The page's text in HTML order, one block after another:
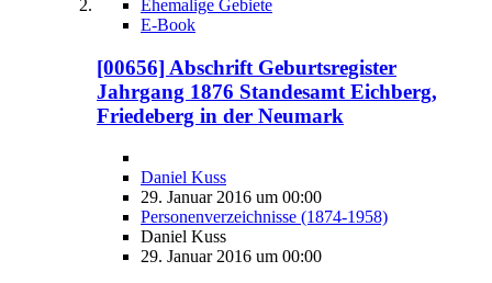
Ehemalige Gebiete
E-Book
[00656] Abschrift Geburtsregister
Jahrgang 1876 Standesamt Eichberg,
Friedeberg in der Neumark
Daniel Kuss
29. Januar 2016 um 00:00
Personenverzeichnisse (1874-1958)
Daniel Kuss
29. Januar 2016 um 00:00